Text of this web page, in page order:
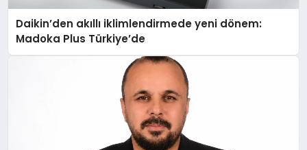
Daikin’den akıllı iklimlendirmede yeni dönem:
Madoka Plus Türkiye’de